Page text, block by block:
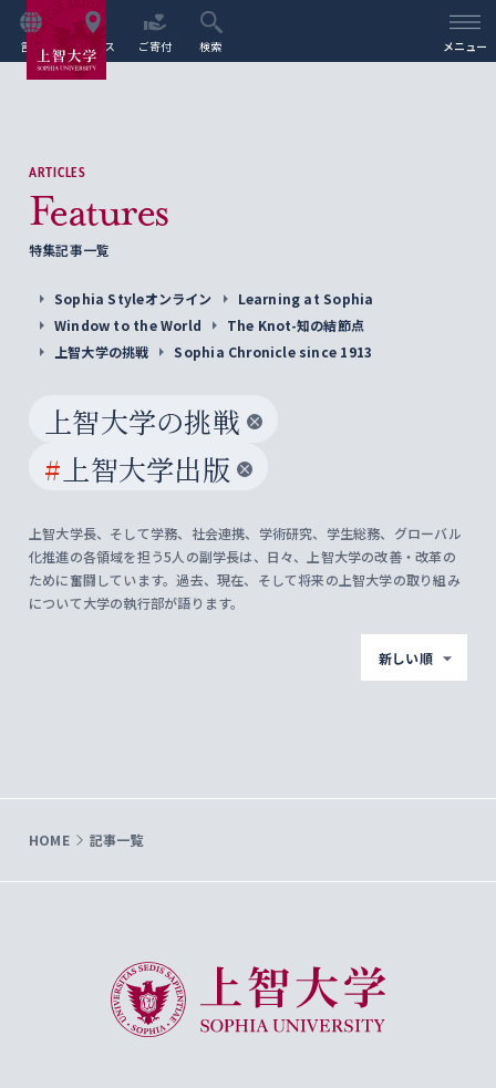
言語 アクセス ご寄付 検索 メニュー
ARTICLES
Features
特集記事一覧
Sophia Styleオンライン
Learning at Sophia
Window to the World
The Knot-知の結節点
上智大学の挑戦
Sophia Chronicle since 1913
上智大学の挑戦
# 上智大学出版
上智大学長、そして学務、社会連携、学術研究、学生総務、グローバル
化推進の各領域を担う5人の副学長は、日々、上智大学の改善・改革の
ために奮闘しています。過去、現在、そして将来の上智大学の取り組み
について大学の執行部が語ります。
新しい順
HOME 記事一覧
上智大学 Sophia University